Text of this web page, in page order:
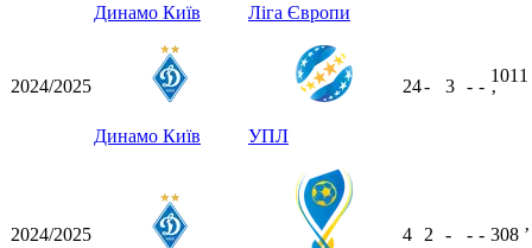
Динамо Київ Ліга Європи
2024/2025
Динамо Київ УПЛ
24- 3 - -
1011
ʼ
2024/2025 4 2 - - - 308 ʼ